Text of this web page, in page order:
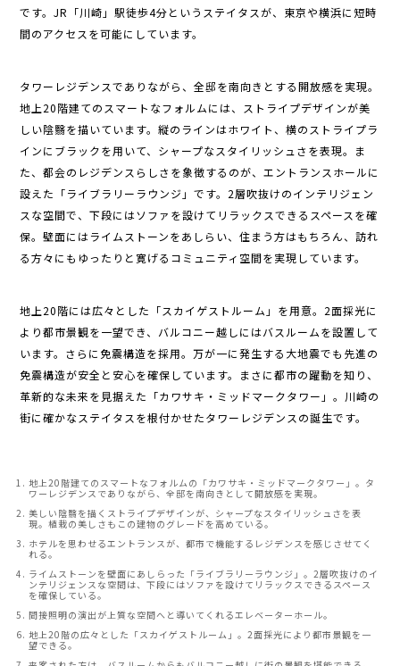
です。JR「川崎」駅徒歩4分というステイタスが、東京や横浜に短時
間のアクセスを可能にしています。
タワーレジデンスでありながら、全邸を南向きとする開放感を実現。
地上20階建てのスマートなフォルムには、ストライプデザインが美
しい陰翳を描いています。縦のラインはホワイト、横のストライプラ
インにブラックを用いて、シャープなスタイリッシュさを表現。ま
た、都会のレジデンスらしさを象徴するのが、エントランスホールに
設えた「ライブラリーラウンジ」です。2層吹抜けのインテリジェン
スな空間で、下段にはソファを設けてリラックスできるスペースを確
保。壁面にはライムストーンをあしらい、住まう方はもちろん、訪れ
る方々にもゆったりと寛げるコミュニティ空間を実現しています。
地上20階には広々とした「スカイゲストルーム」を用意。2面採光に
より都市景観を一望でき、バルコニー越しにはバスルームを設置して
います。さらに免震構造を採用。万が一に発生する大地震でも先進の
免震構造が安全と安心を確保しています。まさに都市の躍動を知り、
革新的な未来を見据えた「カワサキ・ミッドマークタワー」。川崎の
街に確かなステイタスを根付かせたタワーレジデンスの誕生です。
地上20階建てのスマートなフォルムの「カワサキ・ミッドマークタワー」。タ
ワーレジデンスでありながら、全邸を南向きとして開放感を実現。
美しい陰翳を描くストライプデザインが、シャープなスタイリッシュさを表
現。植栽の美しさもこの建物のグレードを高めている。
ホテルを思わせるエントランスが、都市で機能するレジデンスを感じさせてく
れる。
ライムストーンを壁面にあしらった「ライブラリーラウンジ」。2層吹抜けのイ
ンテリジェンスな空間は、下段にはソファを設けてリラックスできるスペース
を確保している。
間接照明の演出が上質な空間へと導いてくれるエレベーターホール。
地上20階の広々とした「スカイゲストルーム」。2面採光により都市景観を一
望できる。